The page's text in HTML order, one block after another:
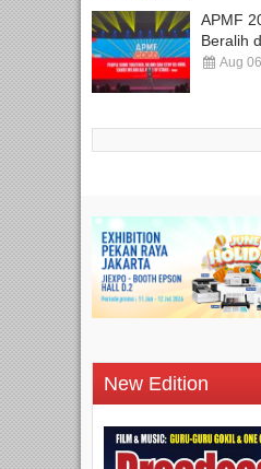
APMF
Beralih
Aug
New Edition